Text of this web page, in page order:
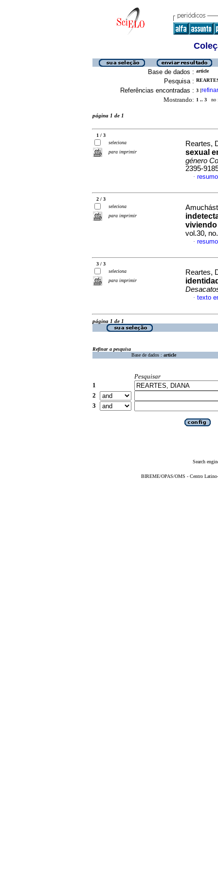
Base de dados : article
Pesquisa :
Referências encontradas : 3 [refinar
Mostrando: 1 .. 3 no
página 1 de 1
1 / 3
seleciona
para imprimir
Reartes,
sexual
género
2395-
·
2 / 3
seleciona
para imprimir
viviendo
vol.30,
·
3 / 3
seleciona
para imprimir
Reartes,
· texto
página 1 de 1
Refinar a pesquisa
Base de dados : article
Pesquisar
1
2
3
Search
BIREME/OPAS/OMS - Centro Latino-